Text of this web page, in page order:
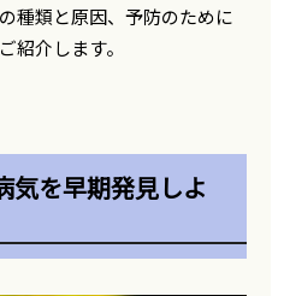
種類と原因、予防のために
紹介します。
気を早期発見しよ